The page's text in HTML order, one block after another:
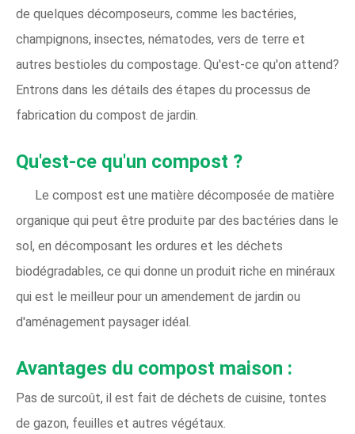
de quelques décomposeurs, comme les bactéries,
champignons, insectes, nématodes, vers de terre et
autres bestioles du compostage. Qu'est-ce qu'on attend?
Entrons dans les détails des étapes du processus de
fabrication du compost de jardin.
Qu'est-ce qu'un compost ?
Le compost est une matière décomposée de matière
organique qui peut être produite par des bactéries dans le
sol, en décomposant les ordures et les déchets
biodégradables, ce qui donne un produit riche en minéraux
qui est le meilleur pour un amendement de jardin ou
d'aménagement paysager idéal.
Avantages du compost maison :
Pas de surcoût, il est fait de déchets de cuisine, tontes
de gazon, feuilles et autres végétaux.